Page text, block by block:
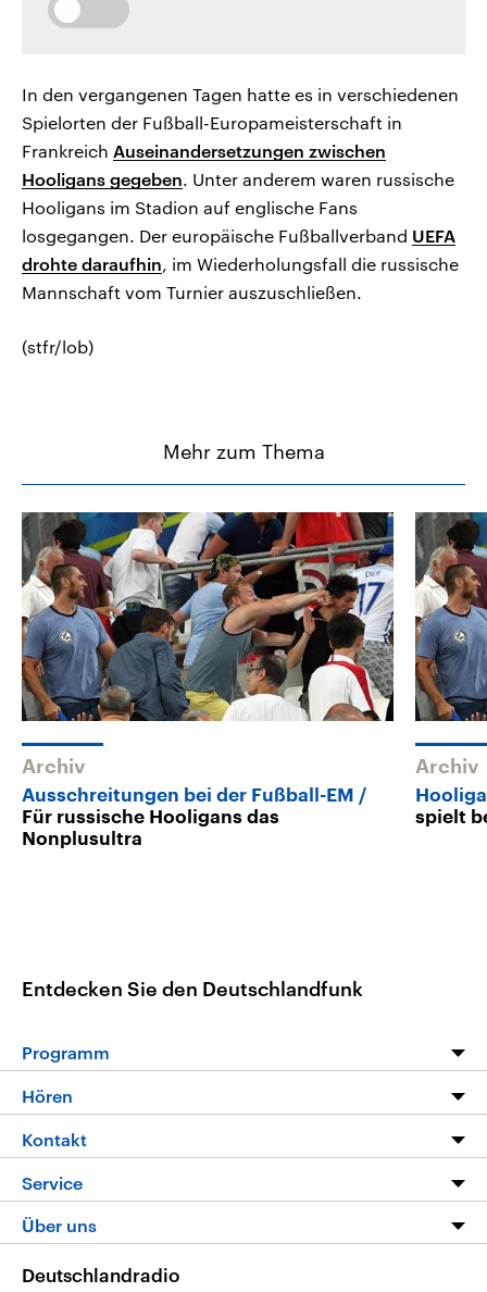
In den vergangenen Tagen hatte es in verschiedenen
Spielorten der Fußball-Europameisterschaft in
Frankreich Auseinandersetzungen zwischen
Hooligans gegeben. Unter anderem waren russische
Hooligans im Stadion auf englische Fans
losgegangen. Der europäische Fußballverband UEFA
drohte daraufhin, im Wiederholungsfall die russische
Mannschaft vom Turnier auszuschließen.
(stfr/lob)
Mehr zum Thema
Archiv
Ausschreitungen bei der Fußball-EM
Für russische Hooligans das
Nonplusultra
Archiv
spielt
Entdecken Sie den Deutschlandfunk
Programm
Die Nachrichten
Nachrichtenleicht
Neue Beiträge auf dlf.de
Hören
Livestream
Podcasts
Deutschlandfunk App
Nachrichten App
Kontakt
Service
FAQ
Über uns
Deutschlandradio